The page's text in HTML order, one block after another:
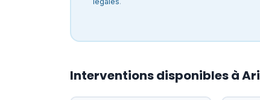
Interventions disponibles à